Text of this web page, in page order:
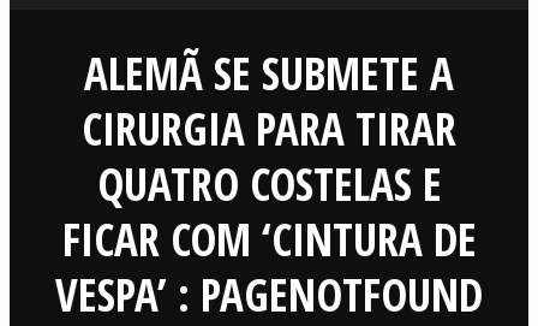
ALEMÃ SE SUBMETE A
CIRURGIA PARA TIRAR
QUATRO COSTELAS E
FICAR COM ‘CINTURA DE
VESPA’ : PAGENOTFOUND